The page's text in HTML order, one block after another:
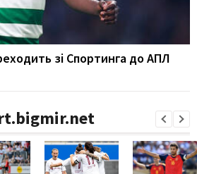
зі Спортинга до АПЛ